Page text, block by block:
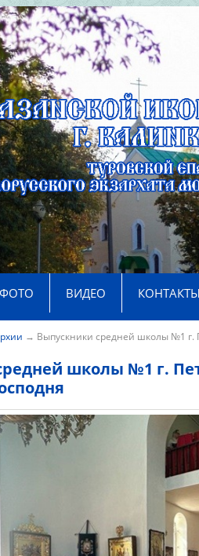
ФОТО ВИДЕО КОНТАКТЫ
→ Выпускники средней школы №1 г.
школы №1 г.